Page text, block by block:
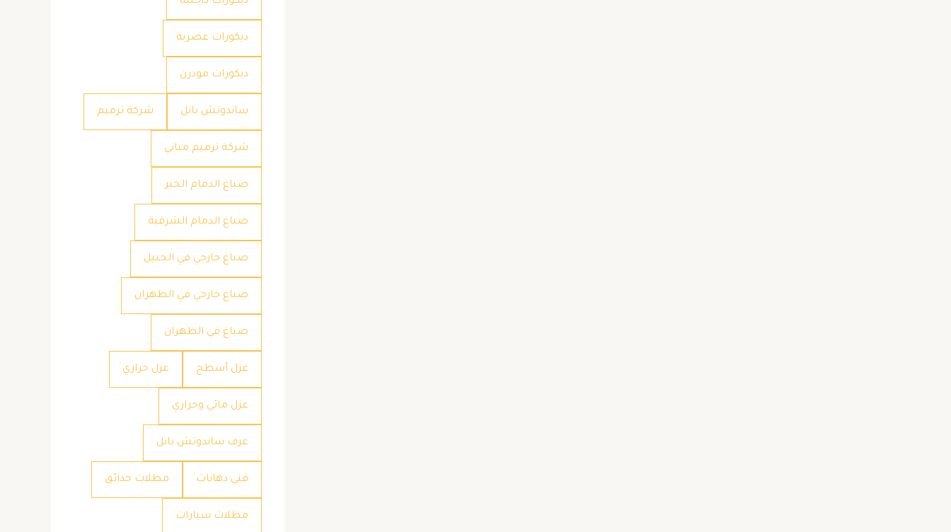
ديكورات عصرية
ديكورات مودرن
ساندوتش بانل شركة ترميم
شركة ترميم مباني
صباغ الدمام الخبر
صباغ الدمام الشرقية
صباغ خارجي في الجبيل
صباغ خارجي في الظهران
صباغ في الظهران
عزل أسطح عزل حراري
عزل مائي وحراري
غرف ساندوتش بانل
فني دهانات مظلات حدائق
مظلات سيارات